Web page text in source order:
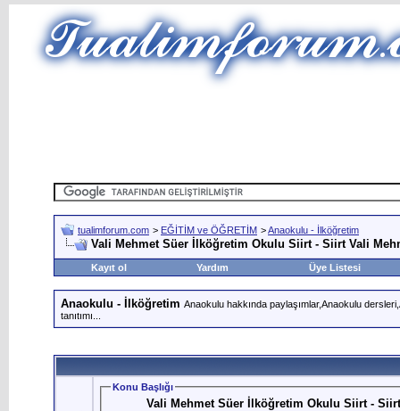
tualimforum.com > EĞİTİM ve ÖĞRETİM >Anaokulu - İlköğretim
Vali Mehmet Süer İlköğretim Okulu Siirt - Siirt Vali
Kayıt ol Yardım Üye Listesi
Anaokulu - İlköğretim Anaokulu hakkında paylaşımlar,Anaokulu
tanıtımı...
Konu Başlığı
Vali Mehmet Süer İlköğretim Okulu Siirt -